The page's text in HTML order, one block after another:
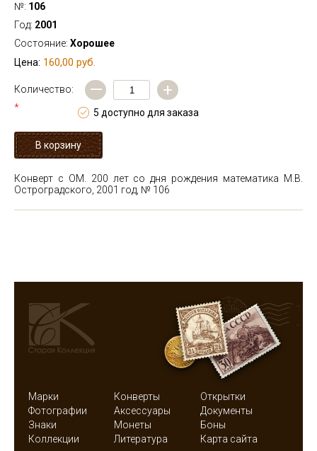
№: 106
Год: 2001
Состояние: Хорошее
Цена: 160,00 руб.
Количество:
*
— +
5 доступно для заказа
Конверт с ОМ. 200 лет со дня рождения математика М.В.
Остроградского, 2001 год, № 106
Марки Конверты
Открытки
Фотографии
Аксессуары
Документы
Знаки
Монеты
Боны
Коллекции
Литература Карта сайта